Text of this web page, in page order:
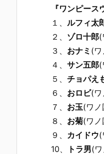
『ワンピース
１、 ルフィ太
２、 ゾロ十郎(
３、 おナミ (ワ
４、 サン五郎(
５、 チョパえ
６、 おロビ(ワ
７、 お玉(ワノ
８、 お菊(ワノ
９、 カイドウ(
10、
トラ男(